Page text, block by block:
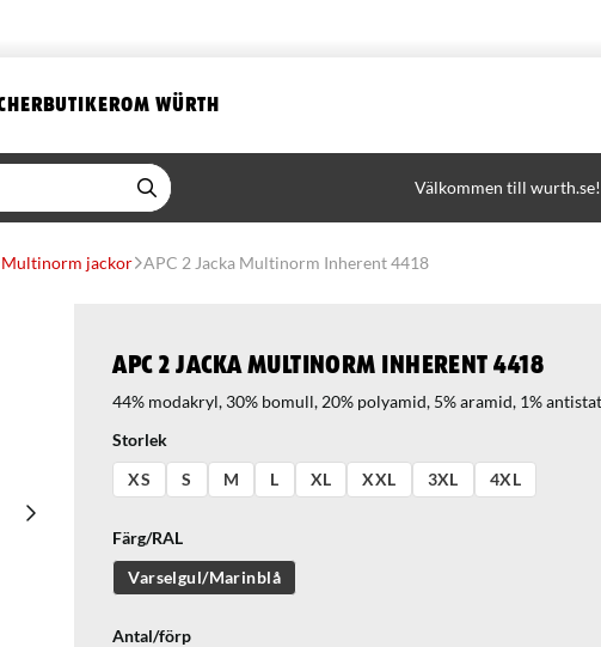
BUTIKEROM WÜRTH
Välkommen till wurth.se!
Multinorm jackor APC 2 Jacka Multinorm Inherent 4418
APC 2 Jacka Multinorm Inherent 4418
44% modakryl, 30% bomull, 20% polyamid, 5% aramid, 1% antistat
Storlek
XS
S M L XL XXL 3XL 4XL
Färg/RAL
Varselgul/Marinblå
Antal/förp